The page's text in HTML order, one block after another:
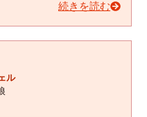
続きを読む
ル